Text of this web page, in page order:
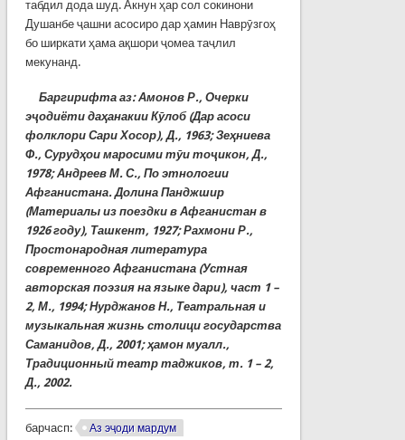
табдил дода шуд. Акнун ҳар сол сокинони
Душанбе ҷашни асосиро дар ҳамин Наврӯзгоҳ
бо ширкати ҳама ақшори ҷомеа таҷлил
мекунанд.
Баргирифта аз: Амонов Р., Очерки
эҷодиёти даҳанакии Кӯлоб (Дар асоси
фолклори Сари Хосор), Д., 1963; Зеҳниева
Ф., Сурудҳои маросими тӯи тоҷикон, Д.,
1978; Андреев М. С., По этнологии
Афганистана. Долина Панджшир
(Материалы из поездки в Афганистан в
1926 году), Ташкент, 1927; Рахмони Р.,
Простонародная литература
современного Афганистана (Устная
авторская поэзия на языке дари), част 1 –
2, М., 1994; Нурджанов Н., Театральная и
музыкальная жизнь столици государства
Саманидов, Д., 2001; ҳамон муалл.,
Традиционный театр таджиков, т. 1 – 2,
Д., 2002.
барчасп: Аз эҷоди мардум